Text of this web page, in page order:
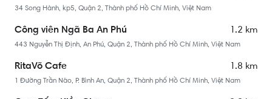
34 Song Hành, kp5, Quận 2, Thành phố Hồ Chí Minh, Việt Nam
Công viên Ngã Ba An Phú 1.2 km
443 Nguyễn Thị Định, An Phú, Quận 2, Thành phố Hồ Chí Minh, Việt Nam
RitaVõ Cafe 1.8 km
1 Đường Trần Não, P. Bình An, Quận 2, Thành phố Hồ Chí Minh, Việt Nam